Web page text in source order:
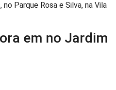
Parque Rosa e Silva, na Vila
em no Jardim